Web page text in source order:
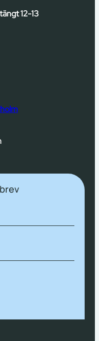
12-13